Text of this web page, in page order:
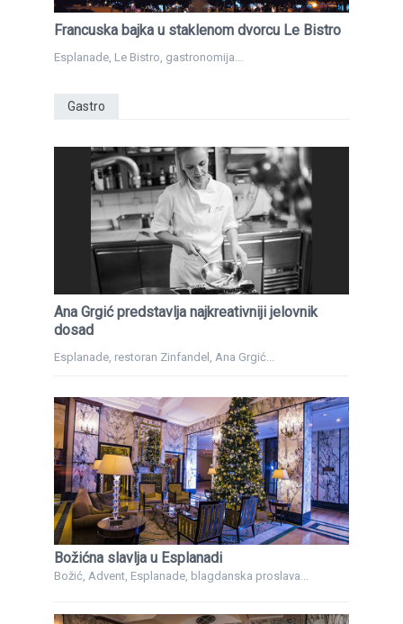
Francuska bajka u staklenom dvorcu Le Bistro
Esplanade, Le Bistro, gastronomija...
Gastro
Ana Grgić predstavlja najkreativniji jelovnik
dosad
Esplanade, restoran Zinfandel, Ana Grgić...
Božićna slavlja u Esplanadi
Božić, Advent, Esplanade, blagdanska proslava...